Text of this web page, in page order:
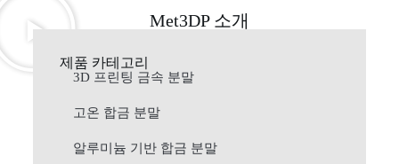
Met3DP 소개
제품 카테고리
3D 프린팅 금속 분말
고온 합금 분말
알루미늄 기반 합금 분말